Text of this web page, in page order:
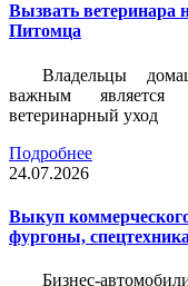
Вызвать ветеринара
Питомца
Владельцы
важным является
ветеринарный уход
Подробнее
24.07.2026
Выкуп
фургоны, спецтехника
Бизнес-